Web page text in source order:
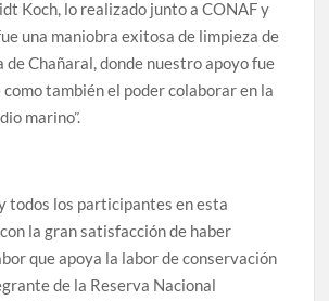
Koch, lo realizado junto a CONAF y
una maniobra exitosa de limpieza de
de Chañaral, donde nuestro apoyo fue
también el poder colaborar en la
marino”.
todos los participantes en esta
la gran satisfacción de haber
que apoya la labor de conservación
de la Reserva Nacional